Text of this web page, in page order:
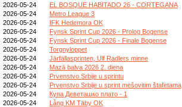
2026-05-24
EL BOSQUE HABITADO 26 - CORTEGANA
2026-05-24
Metro League 3
2026-05-24
IFK Hedemora OK
2026-05-24
Fynsk Sprint Cup 2026 - Prolog Bogense
2026-05-24
Fynsk Sprint Cup 2026 - Finale Bogense
2026-05-24
Torgnyloppet
2026-05-24
Järfällasprinten, Ulf Radlers minne
2026-05-24
Mazā balva 2026 2. diena
2026-05-24
Prvenstvo Srbije u sprintu
2026-05-24
Prvenstvo Srbije u sprint mešovitim štafetama
2026-05-24
Купа Деветашко плато - 1
2026-05-24
Lång KM Täby OK